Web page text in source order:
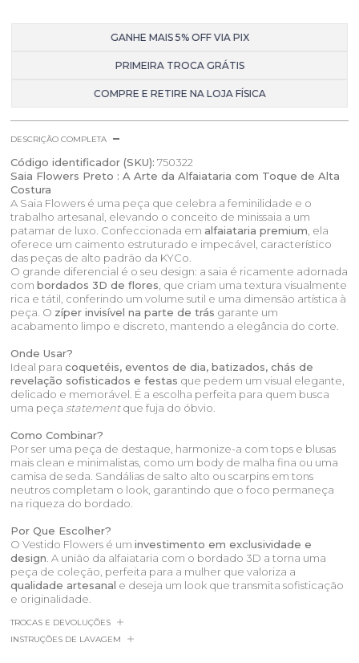
GANHE MAIS 5% OFF VIA PIX
PRIMEIRA TROCA GRÁTIS
COMPRE E RETIRE NA LOJA FÍSICA
DESCRIÇÃO COMPLETA
Código identificador (SKU): 750322
Saia Flowers Preto : A Arte da Alfaiataria com Toque de Alta
Costura
A Saia Flowers é uma peça que celebra a feminilidade e o
trabalho artesanal, elevando o conceito de minissaia a um
patamar de luxo. Confeccionada em alfaiataria premium , ela
oferece um caimento estruturado e impecável, característico
das peças de alto padrão da KYCo.
O grande diferencial é o seu design: a saia é ricamente adornada
combordados 3D de flores , que criam uma textura visualmente
rica e tátil, conferindo um volume sutil e uma dimensão artística à
peça. O zíper invisível na parte de trás garante um
acabamento limpo e discreto, mantendo a elegância do corte.
Onde Usar?
Ideal paracoquetéis, eventos de dia, batizados, chás de
revelação sofisticados e festas que pedem um visual elegante,
delicado e memorável. É a escolha perfeita para quem busca
uma peça statementque fuja do óbvio.
Como Combinar?
Por ser uma peça de destaque, harmonize-a com tops e blusas
mais clean e minimalistas, como um body de malha fina ou uma
camisa de seda. Sandálias de salto alto ou scarpins em tons
neutros completam o look, garantindo que o foco permaneça
na riqueza do bordado.
Por Que Escolher?
O Vestido Flowers é uminvestimento em exclusividade e
design . A união da alfaiataria com o bordado 3D a torna uma
peça de coleção, perfeita para a mulher que valoriza a
qualidade artesanal e deseja um look que transmita sofisticação
e originalidade.
TROCAS E DEVOLUÇÕES
INSTRUÇÕES DE LAVAGEM